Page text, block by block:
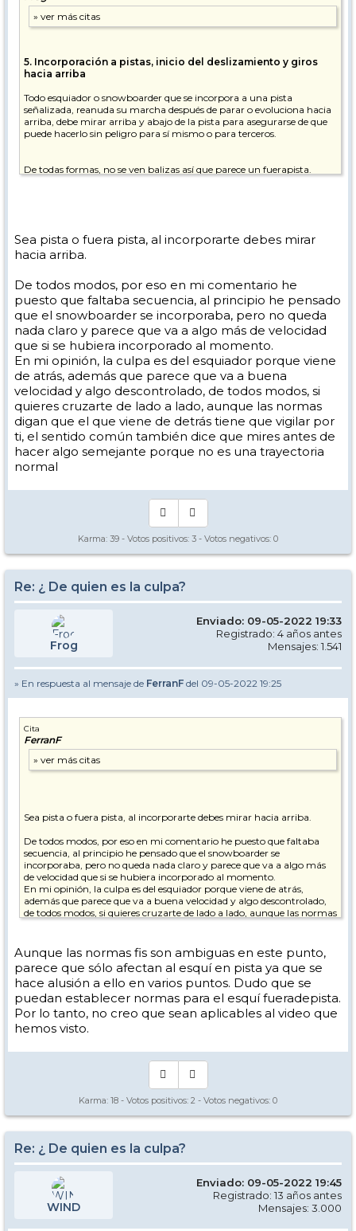
5. Incorporación a pistas, inicio del deslizamiento y giros
hacia arriba
Todo esquiador o snowboarder que se incorpora a una pista
señalizada, reanuda su marcha después de parar o evoluciona hacia
arriba, debe mirar arriba y abajo de la pista para asegurarse de que
puede hacerlo sin peligro para sí mismo o para terceros.
De todas formas, no se ven balizas así que parece un fuerapista.
Sea pista o fuera pista, al incorporarte debes mirar
hacia arriba.
De todos modos, por eso en mi comentario he
puesto que faltaba secuencia, al principio he pensado
que el snowboarder se incorporaba, pero no queda
nada claro y parece que va a algo más de velocidad
que si se hubiera incorporado al momento.
En mi opinión, la culpa es del esquiador porque viene
de atrás, además que parece que va a buena
velocidad y algo descontrolado, de todos modos, si
quieres cruzarte de lado a lado, aunque las normas
digan que el que viene de detrás tiene que vigilar por
ti, el sentido común también dice que mires antes de
hacer algo semejante porque no es una trayectoria
normal
Karma: 39 - Votos positivos: 3 - Votos negativos: 0
Re: ¿ De quien es la culpa?
Frog
Enviado: 09-05-2022 19:33
Registrado: 4 años antes
Mensajes: 1.541
» En respuesta al mensaje de FerranF del 09-05-2022 19:25
Cita
FerranF
Sea pista o fuera pista, al incorporarte debes mirar hacia arriba.
De todos modos, por eso en mi comentario he puesto que faltaba
secuencia, al principio he pensado que el snowboarder se
incorporaba, pero no queda nada claro y parece que va a algo más
de velocidad que si se hubiera incorporado al momento.
En mi opinión, la culpa es del esquiador porque viene de atrás,
además que parece que va a buena velocidad y algo descontrolado,
de todos modos, si quieres cruzarte de lado a lado, aunque las normas
porque no es una trayectoria normal
Aunque las normas fis son ambiguas en este punto,
parece que sólo afectan al esquí en pista ya que se
hace alusión a ello en varios puntos. Dudo que se
puedan establecer normas para el esquí fueradepista.
Por lo tanto, no creo que sean aplicables al video que
hemos visto.
Karma: 18 - Votos positivos: 2 - Votos negativos: 0
Re: ¿ De quien es la culpa?
WIND
Enviado: 09-05-2022 19:45
Registrado: 13 años antes
Mensajes: 3.000